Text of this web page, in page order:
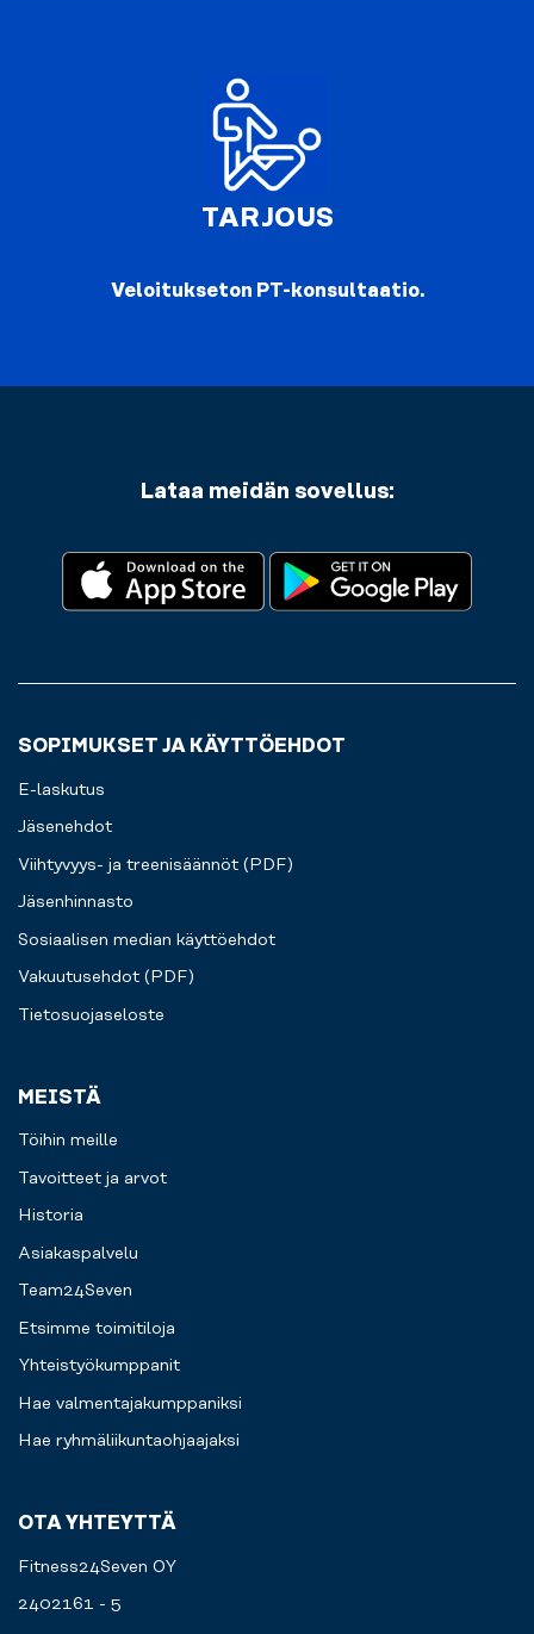
TARJOUS
Veloitukseton PT-konsultaatio.
Lataa meidän sovellus:
SOPIMUKSET JA KÄYTTÖEHDOT
E-laskutus
Jäsenehdot
Viihtyvyys- ja treenisäännöt (PDF)
Jäsenhinnasto
Sosiaalisen median käyttöehdot
Vakuutusehdot (PDF)
Tietosuojaseloste
MEISTÄ
Töihin meille
Tavoitteet ja arvot
Historia
Asiakaspalvelu
Team24Seven
Etsimme toimitiloja
Yhteistyökumppanit
Hae valmentajakumppaniksi
Hae ryhmäliikuntaohjaajaksi
OTA YHTEYTTÄ
Fitness24Seven OY
2402161 - 5